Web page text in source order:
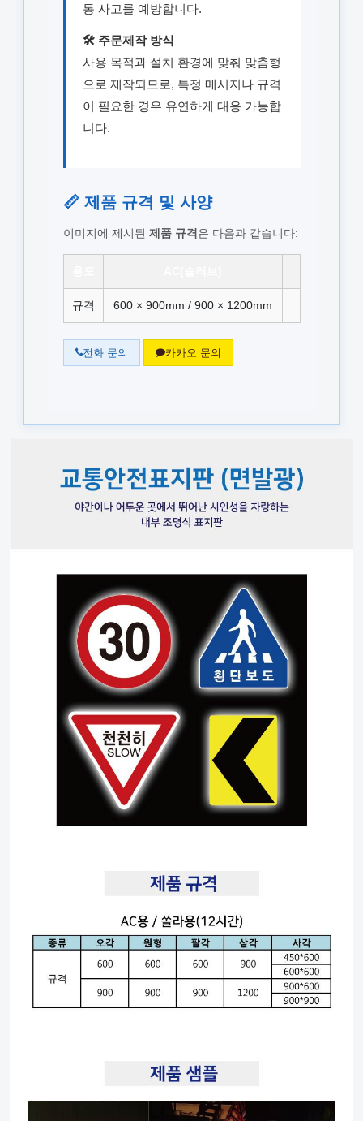
통 사고를 예방합니다.
🛠️ 주문제작 방식
사용 목적과 설치 환경에 맞춰 맞춤형
으로 제작되므로, 특정 메시지나 규격
이 필요한 경우 유연하게 대응 가능합
니다.
📏 제품 규격 및 사양
이미지에 제시된 제품 규격 은 다음과 같습니다:
규격 600 × 900mm / 900 × 1200mm
전화 문의 카카오 문의